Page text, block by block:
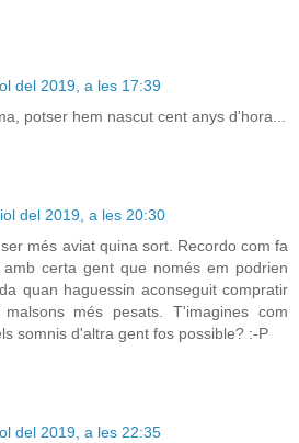
del 2019, a les 17:39
potser hem nascut cent anys d'hora...
del 2019, a les 20:30
més aviat quina sort. Recordo com fa
certa gent que només em podrien
quan haguessin aconseguit compratir
més pesats. T'imagines com
somnis d'altra gent fos possible? :-P
del 2019, a les 22:35